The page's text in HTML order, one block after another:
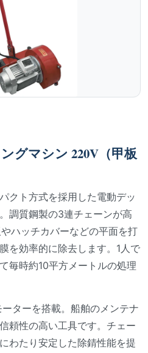
グマシン 220V（甲板
クト方式を採用した電動デッ
調質鋼製の3連チェーンが高
ハッチカバーなどの平面を打
を効率的に除去します。1人で
毎時約10平方メートルの処理
ターを搭載。船舶のメンテナ
頼性の高い工具です。チェー
わたり安定した除錆性能を提